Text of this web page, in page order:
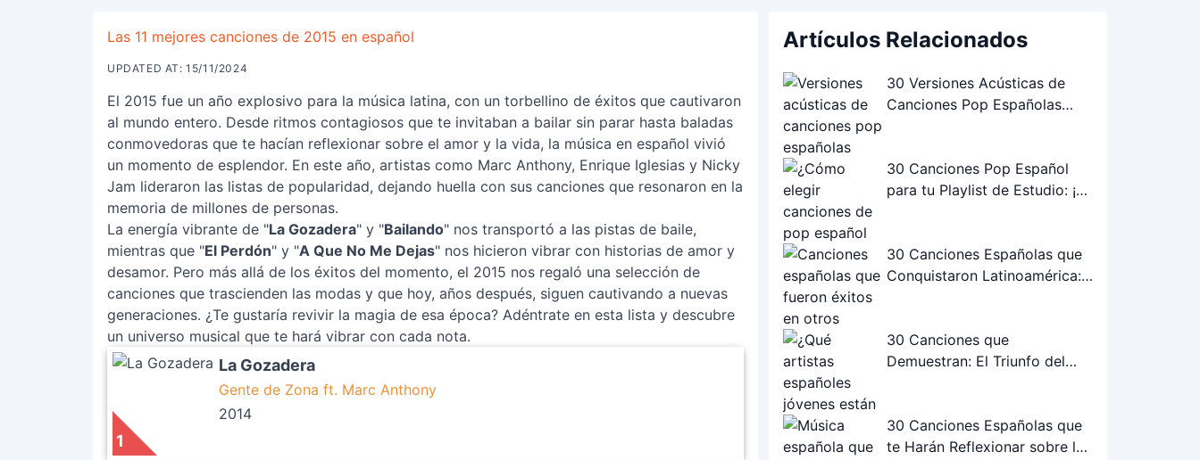
Las 11 mejores canciones de 2015 en español
UPDATED AT: 15/11/2024
El 2015 fue un año explosivo para la música latina, con un torbellino de éxitos que cautivaron
al mundo entero. Desde ritmos contagiosos que te invitaban a bailar sin parar hasta baladas
conmovedoras que te hacían reflexionar sobre el amor y la vida, la música en español vivió
un momento de esplendor. En este año, artistas como Marc Anthony, Enrique Iglesias y Nicky
Jam lideraron las listas de popularidad, dejando huella con sus canciones que resonaron en la
memoria de millones de personas.
La energía vibrante de "La Gozadera" y "Bailando" nos transportó a las pistas de baile,
mientras que "El Perdón" y "A Que No Me Dejas" nos hicieron vibrar con historias de amor y
desamor. Pero más allá de los éxitos del momento, el 2015 nos regaló una selección de
canciones que trascienden las modas y que hoy, años después, siguen cautivando a nuevas
generaciones. ¿Te gustaría revivir la magia de esa época? Adéntrate en esta lista y descubre
un universo musical que te hará vibrar con cada nota.
1
La Gozadera
Gente de Zona ft. Marc Anthony
2014
Artículos Relacionados
30 Versiones Acústicas de
Canciones Pop Españolas
30 Canciones Pop Español
para tu Playlist de Estudio: ¡La
30 Canciones Españolas que
Conquistaron Latinoamérica:
30 Canciones que
Demuestran: El Triunfo del
30 Canciones Españolas que
te Harán Reflexionar sobre la